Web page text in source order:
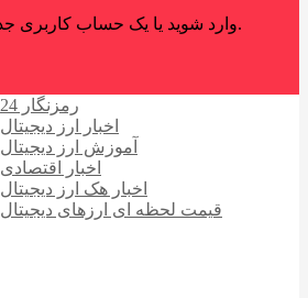
وارد شوید یا یک حساب کاربری جدید ایجاد کنید.
رمزنگار 24
اخبار ارز دیجیتال
آموزش ارز دیجیتال
اخبار اقتصادی
اخبار هک ارز دیجیتال
قیمت لحظه ای ارزهای دیجیتال